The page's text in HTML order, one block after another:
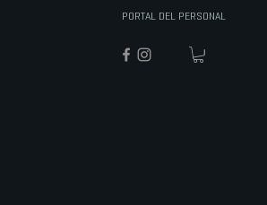
PORTAL DEL PERSONAL